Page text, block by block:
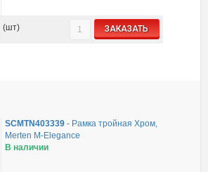
(шт) ЗАКАЗАТЬ
SCMTN403339 - Рамка тройная Хром,
Merten M-Elegance
В наличии